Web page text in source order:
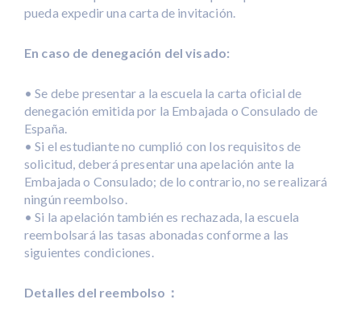
pueda expedir una carta de invitación.
En caso de denegación del visado:
• Se debe presentar a la escuela la carta oficial de
denegación emitida por la Embajada o Consulado de
España.
• Si el estudiante no cumplió con los requisitos de
solicitud, deberá presentar una apelación ante la
Embajada o Consulado; de lo contrario, no se realizará
ningún reembolso.
• Si la apelación también es rechazada, la escuela
reembolsará las tasas abonadas conforme a las
siguientes condiciones.
Detalles del reembolso：